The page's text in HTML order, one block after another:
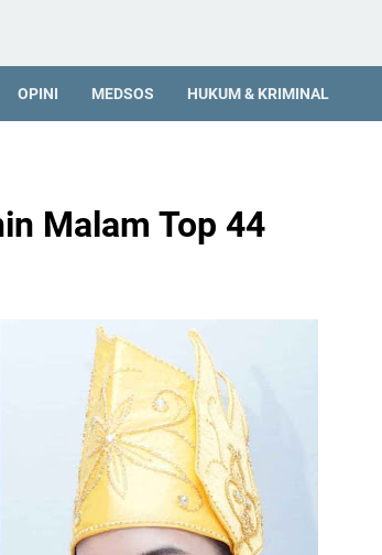
OPINI MEDSOS HUKUM & KRIMINAL
Malam Top 44